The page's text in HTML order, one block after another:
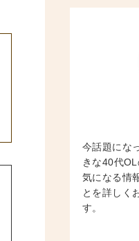
今話題にな
きな40代OL
気になる情
とを詳しく
す。